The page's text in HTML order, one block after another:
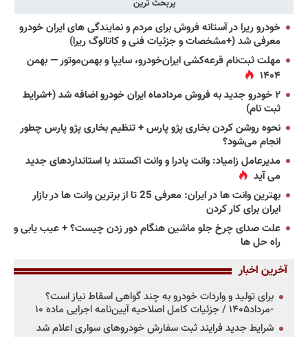
پربحث ترین
خودرو ریرا در آستانه فروش برای مردم و نمایندگی های ایران خودرو
معرفی شد (+مشخصات و جزئیات فنی و کاتالوگ ریرا)
مهلت ثبت‌نام قرعه‌کشی ایران‌خودرو، سایپا و بهمن‌موتور — بهمن
۱۴۰۴
۲ خودرو جدید به فروش مردادماه ایران خودرو اضافه شد (+شرایط
ثبت نام)
نحوه روشن کردن بخاری پژو پارس + تنظیم بخاری پژو پارس چطور
انجام می‌شود؟
مدیرعامل زامیاد: وانت پادرا و وانت اکستند با استانداردهای جدید
می آید
بهترین وانت ها در ایران: معرفی 25 تا از برترین وانت ها در بازار
ایران برای کار کردن
علت صدای چرخ جلو ماشین هنگام دور زدن چیست؟ + عیب یابی و
راه حل ها
آخرین اخبار
برای تولید و واردات خودرو به چند گواهی اسقاط نیاز است؟
-مرداد۱۴۰۵ / جزئیات کامل اصلاحیه آیین‌نامه اجرایی ماده ۱۰
شرایط جدید فرایند ثبت سفارش خودروهای سواری اعلام شد